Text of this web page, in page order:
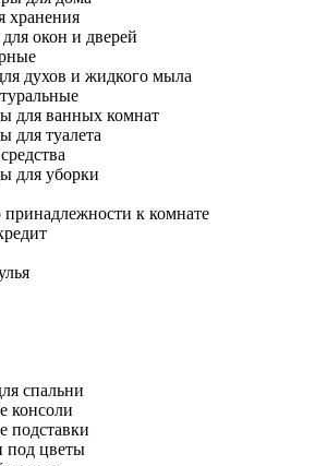
хранения
окон и дверей
духов и жидкого мыла
для ванных комнат
для туалета
для уборки
к комнате
спальни
консоли
подставки
под цветы